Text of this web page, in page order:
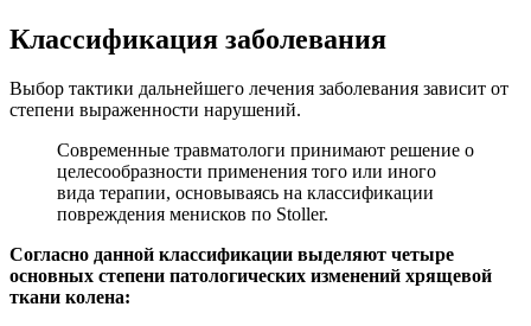
Классификация заболевания
Выбор тактики дальнейшего лечения заболевания зависит от
степени выраженности нарушений.
Современные травматологи принимают решение о
целесообразности применения того или иного
вида терапии, основываясь на классификации
повреждения менисков по Stoller.
Согласно данной классификации выделяют четыре
основных степени патологических изменений хрящевой
ткани колена: